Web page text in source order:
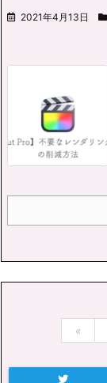
2021年4月13日
«